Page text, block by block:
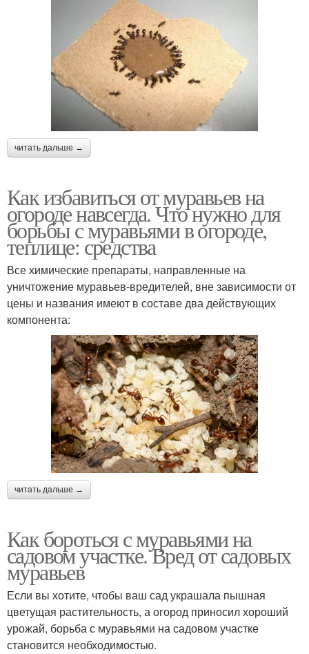
читать дальше →
Как избавиться от муравьев на
огороде навсегда. Что нужно для
борьбы с муравьями в огороде,
теплице: средства
Все химические препараты, направленные на
уничтожение муравьев-вредителей, вне зависимости от
цены и названия имеют в составе два действующих
компонента:
читать дальше →
Как бороться с муравьями на
садовом участке. Вред от садовых
муравьев
Если вы хотите, чтобы ваш сад украшала пышная
цветущая растительность, а огород приносил хороший
урожай, борьба с муравьями на садовом участке
становится необходимостью.